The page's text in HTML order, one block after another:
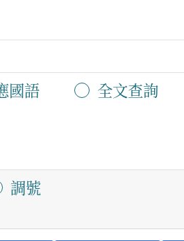
國語 全文查詢
調號